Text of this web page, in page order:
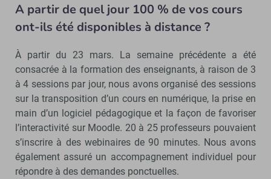
A partir de quel jour 100 % de vos cours
ont-ils été disponibles à distance ?
À partir du 23 mars. La semaine précédente a été
consacrée à la formation des enseignants, à raison de 3
à 4 sessions par jour, nous avons organisé des sessions
sur la transposition d’un cours en numérique, la prise en
main d’un logiciel pédagogique et la façon de favoriser
l’interactivité sur Moodle. 20 à 25 professeurs pouvaient
s’inscrire à des webinaires de 90 minutes. Nous avons
également assuré un accompagnement individuel pour
répondre à des demandes ponctuelles.